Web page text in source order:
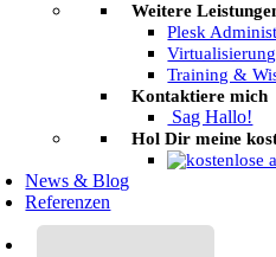
Weitere
Plesk
Virtualisierung
Training &
Kontaktiere mich
Sag Hallo!
Hol Dir meine
News & Blog
Referenzen